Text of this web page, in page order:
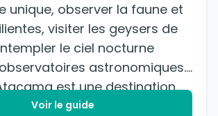
unique, observer la faune et
visiter les geysers de
le ciel nocturne
astronomiques.
est une destination
pour les amoureux de la
Voir le guide